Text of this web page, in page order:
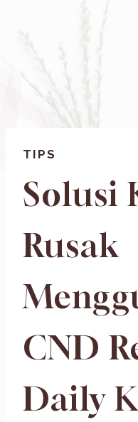
TIPS
Solusi
Rusak
CND
Daily